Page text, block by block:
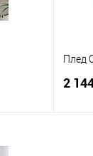
Плед
2